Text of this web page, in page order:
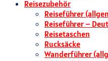
Reisezubehör
Reiseführer
Reiseführer –
Reisetaschen
Rucksäcke
Wanderführer